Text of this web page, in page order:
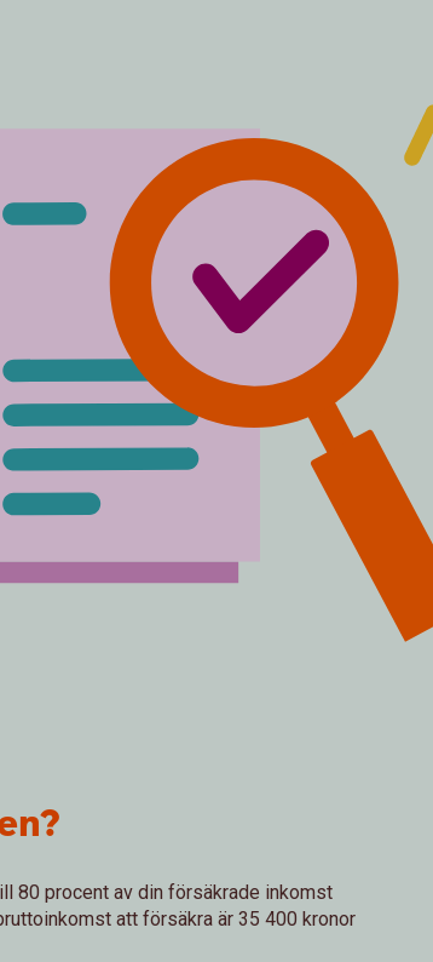
80 procent av din försäkrade inkomst
att försäkra är 35 400 kronor